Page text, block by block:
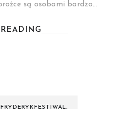
są osobami bardzo…
FRYDERYKFESTIWAL.